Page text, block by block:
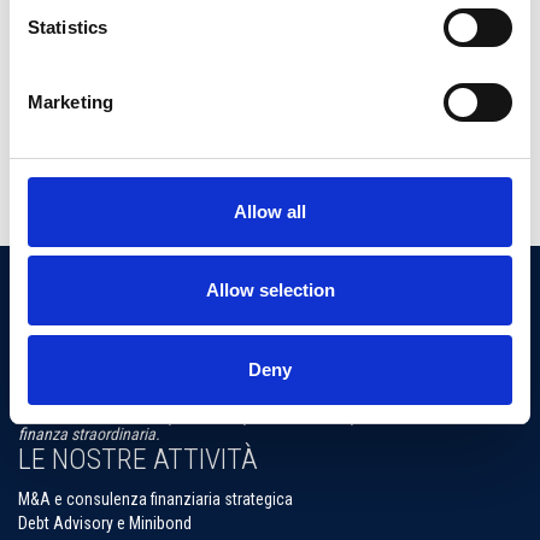
Statistics
Marketing
Allow all
Allow selection
Deny
Approfondite e pluriennali esperienze in diversi settori
relazione alle esigenze specifiche dei singoli clienti (imprenditori,
aziende familiari, gruppi strutturati e investitori istituzionali).
finanza straordinaria.
LE NOSTRE ATTIVITÀ
M&A e consulenza finanziaria strategica
Debt Advisory e Minibond